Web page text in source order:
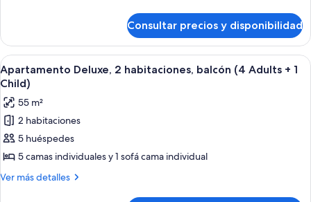
(3
Adults
+
3
Children)
Deluxe,
habitaciones,
balcón
Adults
+
3
Children)
Consultar precios y disponibilidad
Abrir
todas
las
fotos
de
Apartamento
Deluxe,
2
Una sala de estar moderna con un
6
Apartamento Deluxe, 2 habitaciones, balcón (4 Adults + 1
Child)
55 m²
2 habitaciones
5 huéspedes
5 camas individuales y 1 sofá cama individual
Ver más detalles
Más